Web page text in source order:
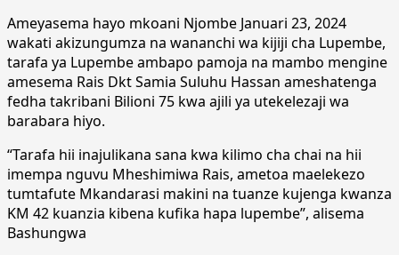
Ameyasema hayo mkoani Njombe Januari 23, 2024
wakati akizungumza na wananchi wa kijiji cha Lupembe,
tarafa ya Lupembe ambapo pamoja na mambo mengine
amesema Rais Dkt Samia Suluhu Hassan ameshatenga
fedha takribani Bilioni 75 kwa ajili ya utekelezaji wa
barabara hiyo.
“Tarafa hii inajulikana sana kwa kilimo cha chai na hii
imempa nguvu Mheshimiwa Rais, ametoa maelekezo
tumtafute Mkandarasi makini na tuanze kujenga kwanza
KM 42 kuanzia kibena kufika hapa lupembe”, alisema
Bashungwa